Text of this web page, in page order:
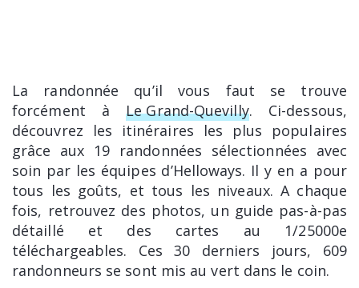
La randonnée qu’il vous faut se trouve
forcément àLe Grand-Quevilly. Ci-dessous,
découvrez les itinéraires les plus populaires
grâce aux 19 randonnées sélectionnées avec
soin par les équipes d’Helloways. Il y en a pour
tous les goûts, et tous les niveaux. A chaque
fois, retrouvez des photos, un guide pas-à-pas
détaillé et des cartes au 1/25000e
téléchargeables. Ces 30 derniers jours, 609
randonneurs se sont mis au vert dans le coin.